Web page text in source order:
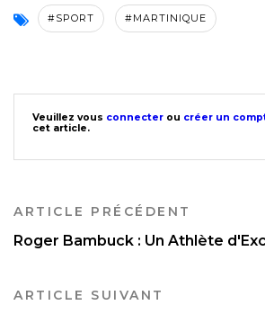
#SPORT #MARTINIQUE
Veuillez vous connecter ou créer un
cet article.
ARTICLE PRÉCÉDENT
Roger Bambuck : Un Athlète
ARTICLE SUIVANT